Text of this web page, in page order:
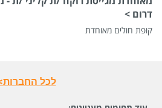
דרום >
קופת חולים מאוחדת
לכל